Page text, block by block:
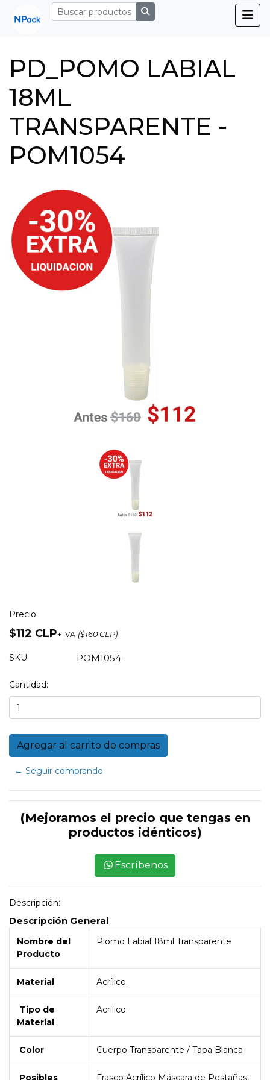
PD_POMO LABIAL
18ML
TRANSPARENTE -
POM1054
Precio:
$112 CLP+ IVA ($160 CLP)
SKU: POM1054
Cantidad:
← Seguir comprando
(Mejoramos el precio que tengas en
productos idénticos)
Escríbenos
Descripción:
Descripción General
Nombre del
Producto
Plomo Labial 18ml Transparente
Material Acrílico.
Tipo de
Material
Acrílico.
Color Cuerpo Transparente / Tapa Blanca
Posibles Frasco Acrílico Máscara de Pestañas,